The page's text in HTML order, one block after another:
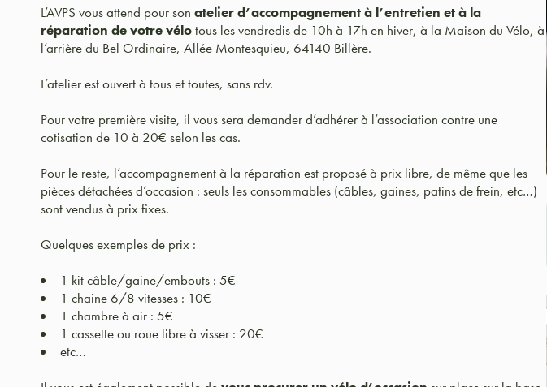
L’AVPS vous attend pour son atelier d’accompagnement à l’entretien et à la
réparation de votre vélotous les vendredis de 10h à 17h en hiver, à la Maison du Vélo, à
l’arrière du Bel Ordinaire, Allée Montesquieu, 64140 Billère.
L’atelier est ouvert à tous et toutes, sans rdv.
Pour votre première visite, il vous sera demander d’adhérer à l’association contre une
cotisation de 10 à 20€ selon les cas.
Pour le reste, l’accompagnement à la réparation est proposé à prix libre, de même que les
pièces détachées d’occasion : seuls les consommables (câbles, gaines, patins de frein, etc…)
sont vendus à prix fixes.
Quelques exemples de prix :
1 kit câble/gaine/embouts : 5€
1 chaine 6/8 vitesses : 10€
1 chambre à air : 5€
1 cassette ou roue libre à visser : 20€
etc…